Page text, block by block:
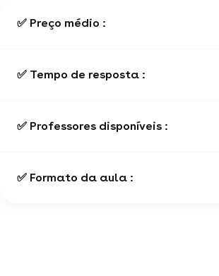
✅ Preço médio :
✅ Tempo de resposta :
✅ Professores disponíveis :
✅ Formato da aula :